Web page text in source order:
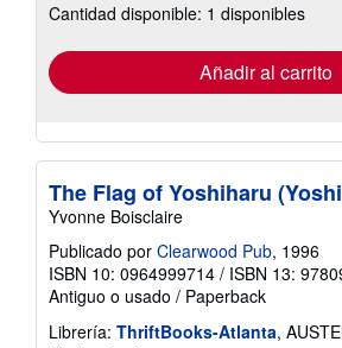
las
tarifas
envío
Cantidad disponible: 1 disponibles
Añadir al carrito
The Flag of Yoshiharu
Yvonne Boisclaire
Publicado por Clearwood Pub, 1996
ISBN 10: 0964999714 / ISBN 13:
Antiguo o usado / Paperback
Librería: ThriftBooks-Atlanta,